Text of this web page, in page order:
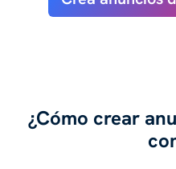
¿Cómo crear